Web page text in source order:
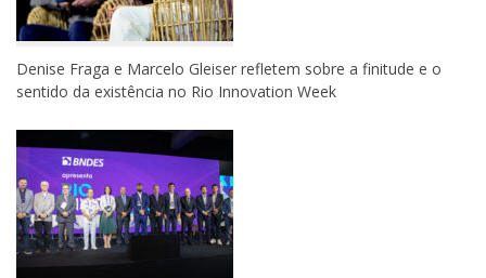
Denise Fraga e Marcelo Gleiser refletem sobre a finitude e o
sentido da existência no Rio Innovation Week